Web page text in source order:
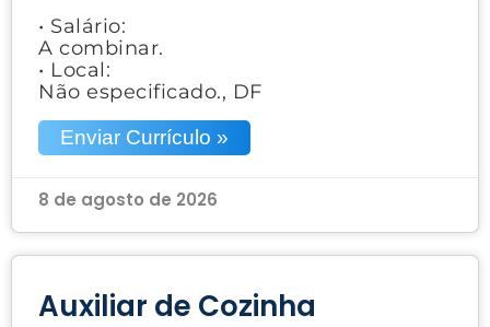
• Salário:
A combinar.
• Local:
Não especificado., DF
Enviar Currículo »
8 de agosto de 2026
Auxiliar de Cozinha